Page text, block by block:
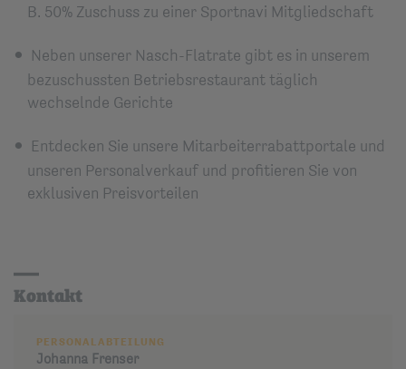
B. 50% Zuschuss zu einer Sportnavi Mitgliedschaft
Neben unserer Nasch-Flatrate gibt es in unserem
bezuschussten Betriebsrestaurant täglich
wechselnde Gerichte
Entdecken Sie unsere Mitarbeiterrabattportale und
unseren Personalverkauf und profitieren Sie von
exklusiven Preisvorteilen
Kontakt
PERSONALABTEILUNG
Johanna Frenser